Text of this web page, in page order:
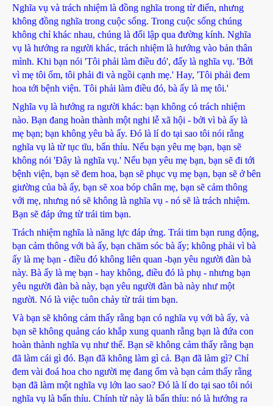
Nghĩa vụ và trách nhiệm là đồng nghĩa trong từ điển, nhưng
không đồng nghĩa trong cuộc sống. Trong cuộc sống chúng
không chỉ khác nhau, chúng là đối lập qua đường kính. Nghĩa
vụ là hướng ra người khác, trách nhiệm là hướng vào bản thân
mình. Khi bạn nói 'Tôi phải làm điều đó', đấy là nghĩa vụ. 'Bởi
vì mẹ tôi ốm, tôi phải đi và ngồi cạnh mẹ.' Hay, 'Tôi phải đem
hoa tới bệnh viện. Tôi phải làm điều đó, bà ấy là mẹ tôi.'
Nghĩa vụ là hướng ra người khác: bạn không có trách nhiệm
nào. Bạn đang hoàn thành một nghi lễ xã hội - bởi vì bà ấy là
mẹ bạn; bạn không yêu bà ấy. Đó là lí do tại sao tôi nói rằng
nghĩa vụ là từ tục tĩu, bẩn thỉu. Nếu bạn yêu mẹ bạn, bạn sẽ
không nói 'Đây là nghĩa vụ.' Nếu bạn yêu mẹ bạn, bạn sẽ đi tới
bệnh viện, bạn sẽ đem hoa, bạn sẽ phục vụ mẹ bạn, bạn sẽ ở bên
giường của bà ấy, bạn sẽ xoa bóp chân mẹ, bạn sẽ cảm thông
với mẹ, nhưng nó sẽ không là nghĩa vụ - nó sẽ là trách nhiệm.
Bạn sẽ đáp ứng từ trái tim bạn.
Trách nhiệm nghĩa là năng lực đáp ứng. Trái tim bạn rung động,
bạn cảm thông với bà ấy, bạn chăm sóc bà ấy; không phải vì bà
ấy là mẹ bạn - điều đó không liên quan -bạn yêu người đàn bà
này. Bà ấy là mẹ bạn - hay không, điều đó là phụ - nhưng bạn
yêu người đàn bà này, bạn yêu người đàn bà này như một
người. Nó là việc tuôn chảy từ trái tim bạn.
Và bạn sẽ không cảm thấy rằng bạn có nghĩa vụ với bà ấy, và
bạn sẽ không quảng cáo khắp xung quanh rằng bạn là đứa con
hoàn thành nghĩa vụ như thế. Bạn sẽ không cảm thấy rằng bạn
đã làm cái gì đó. Bạn đã không làm gì cả. Bạn đã làm gì? Chỉ
đem vài đoá hoa cho người mẹ đang ốm và bạn cảm thấy rằng
bạn đã làm một nghĩa vụ lớn lao sao? Đó là lí do tại sao tôi nói
nghĩa vụ là bẩn thỉu. Chính từ này là bẩn thỉu: nó là hướng ra